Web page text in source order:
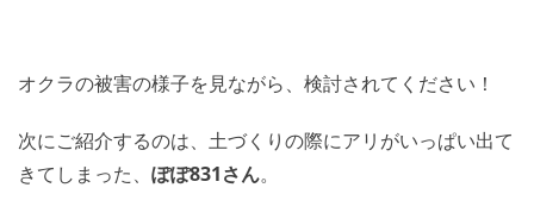
オクラの被害の様子を見ながら、検討されてください！
次にご紹介するのは、土づくりの際にアリがいっぱい出て
きてしまった、 ぽぽ831さん。